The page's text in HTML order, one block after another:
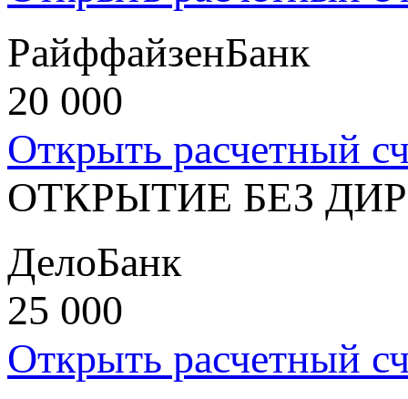
РайффайзенБанк
20 000
Открыть расчетный
ОТКРЫТИЕ БЕЗ
ДелоБанк
25 000
Открыть расчетный